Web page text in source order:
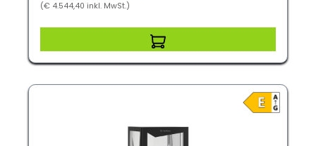
(€ 4.544,40 inkl. MwSt.)